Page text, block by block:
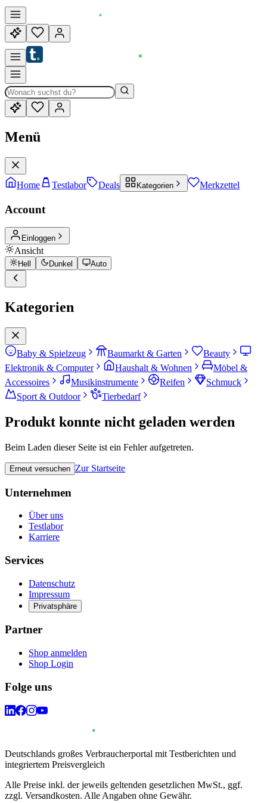
Menü
Home Testlabor Deals Kategorien Merkzettel
Account
Einloggen
Ansicht
Hell Dunkel Auto
Kategorien
Baby & Spielzeug Baumarkt & Garten
Beauty
Elektronik & Computer
Haushalt & Wohnen
Möbel &
Accessoires
Musikinstrumente Reifen
Schmuck
Sport & Outdoor
Tierbedarf
Produkt konnte nicht geladen werden
Beim Laden dieser Seite ist ein Fehler aufgetreten.
Erneut versuchen Zur Startseite
Unternehmen
Über uns
Testlabor
Karriere
Services
Datenschutz
Impressum
Privatsphäre
Partner
Shop anmelden
Shop Login
Folge uns
Deutschlands großes Verbraucherportal mit Testberichten und
integriertem Preisvergleich
Alle Preise inkl. der jeweils geltenden gesetzlichen MwSt., ggf.
zzgl. Versandkosten. Alle Angaben ohne Gewähr.